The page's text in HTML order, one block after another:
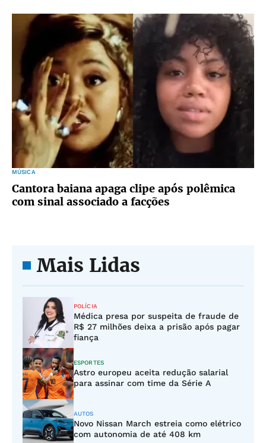
MÚSICA
Cantora baiana apaga clipe após polêmica
com sinal associado a facções
Mais Lidas
POLÍCIA
Médica presa por suspeita de fraude de
R$ 27 milhões deixa a prisão após pagar
fiança
ESPORTES
Astro europeu aceita redução salarial
para assinar com time da Série A
AUTOS
Novo Nissan March estreia como elétrico
com autonomia de até 408 km